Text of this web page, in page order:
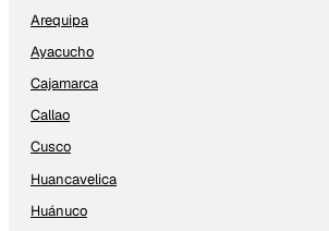
Arequipa
Ayacucho
Cajamarca
Callao
Cusco
Huancavelica
Huánuco